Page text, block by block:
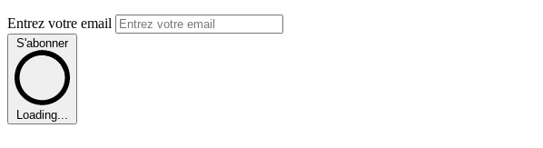
Entrez votre email
S'abonner
Loading...